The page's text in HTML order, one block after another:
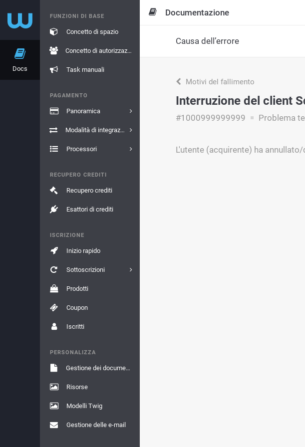
Docs
FUNZIONI DI BASE
Concetto di spazio
Concetto di autorizzazione
Task manuali
PAGAMENTO
Panoramica
Modalità di integrazione
Processori
RECUPERO CREDITI
Recupero crediti
Esattori di crediti
ISCRIZIONE
Inizio rapido
Sottoscrizioni
Prodotti
Coupon
Iscritti
PERSONALIZZA
Gestione dei documenti
Risorse
Modelli Twig
Gestione delle e-mail
Documentazione
Causa dell’errore
Motivi del fallimento
Interruzione del client
#1000999999999 Problema
L'utente (acquirente) ha